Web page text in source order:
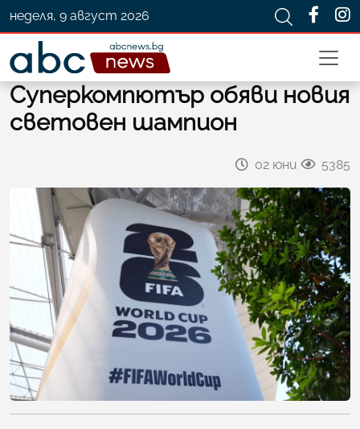
неделя, 9 август 2026
Суперкомпютър обяви новия
световен шампион
02 юни 5385